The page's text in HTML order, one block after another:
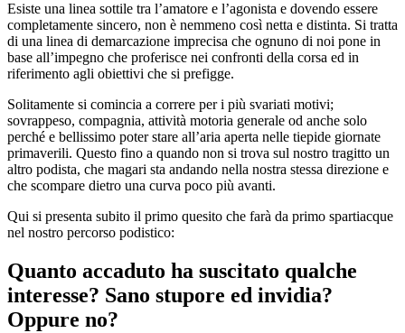
Esiste una linea sottile tra l’amatore e l’agonista e dovendo essere
completamente sincero, non è nemmeno così netta e distinta. Si tratta
di una linea di demarcazione imprecisa che ognuno di noi pone in
base all’impegno che proferisce nei confronti della corsa ed in
riferimento agli obiettivi che si prefigge.
Solitamente si comincia a correre per i più svariati motivi;
sovrappeso, compagnia, attività motoria generale od anche solo
perché e bellissimo poter stare all’aria aperta nelle tiepide giornate
primaverili. Questo fino a quando non si trova sul nostro tragitto un
altro podista, che magari sta andando nella nostra stessa direzione e
che scompare dietro una curva poco più avanti.
Qui si presenta subito il primo quesito che farà da primo spartiacque
nel nostro percorso podistico:
Quanto accaduto ha suscitato qualche
interesse? Sano stupore ed invidia?
Oppure no?